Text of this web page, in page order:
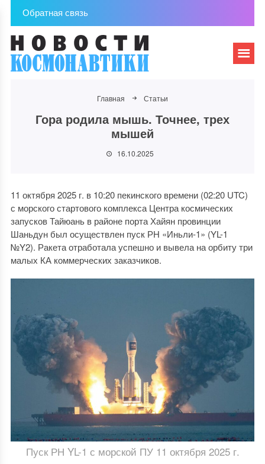
Обратная связь
Главная Статьи
Гора родила мышь. Точнее, трех
мышей
16.10.2025
11 октября 2025 г. в 10:20 пекинского времени (02:20 UTC)
с морского стартового комплекса Центра космических
запусков Тайюань в районе порта Хайян провинции
Шаньдун был осуществлен пуск РН «Иньли-1» (YL-1
№Y2). Ракета отработала успешно и вывела на орбиту три
малых КА коммерческих заказчиков.
Пуск РН YL-1 с морской ПУ 11 октября 2025 г.